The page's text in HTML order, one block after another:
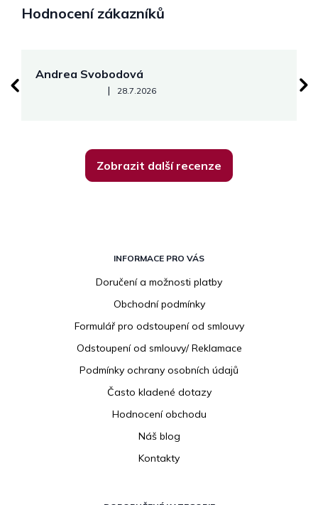
Hodnocení zákazníků
Andrea Svobodová
Hodnocení obchodu je 5 z 5 hvězdiček.
| 28.7.2026
Zobrazit další recenze
INFORMACE PRO VÁS
Doručení a možnosti platby
Obchodní podmínky
Formulář pro odstoupení od smlouvy
Odstoupení od smlouvy/ Reklamace
Podmínky ochrany osobních údajů
Často kladené dotazy
Hodnocení obchodu
Náš blog
Kontakty